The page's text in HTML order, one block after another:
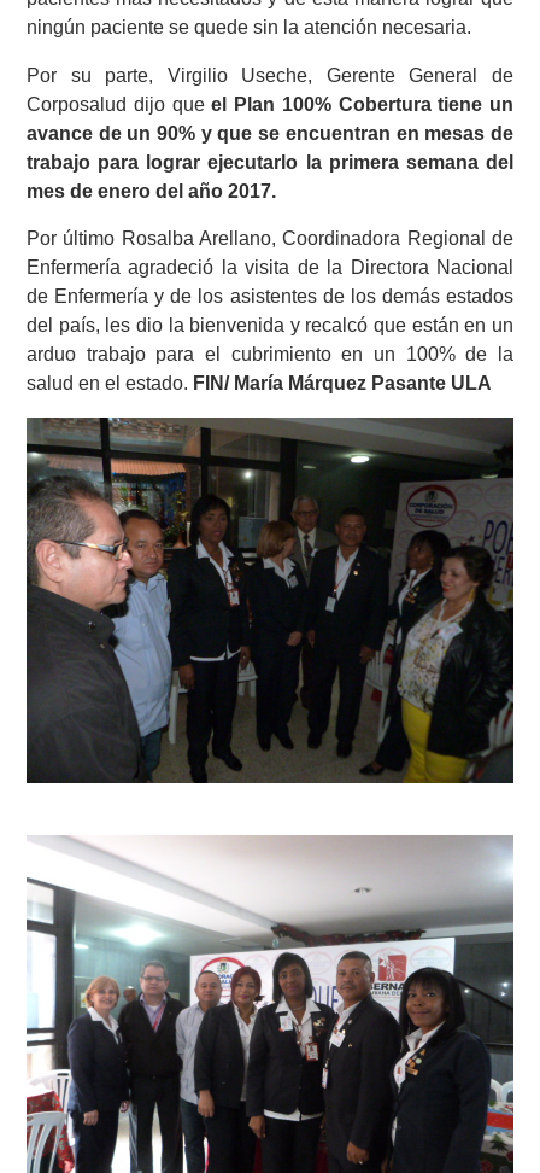
ningún paciente se quede sin la atención necesaria.
Por su parte, Virgilio Useche, Gerente General de
Corposalud dijo queel Plan 100% Cobertura tiene un
avance de un 90% y que se encuentran en mesas de
trabajo para lograr ejecutarlo la primera semana del
mes de enero del año 2017.
Por último Rosalba Arellano, Coordinadora Regional de
Enfermería agradeció la visita de la Directora Nacional
de Enfermería y de los asistentes de los demás estados
del país, les dio la bienvenida y recalcó que están en un
arduo trabajo para el cubrimiento en un 100% de la
salud en el estado. FIN/ María Márquez Pasante ULA